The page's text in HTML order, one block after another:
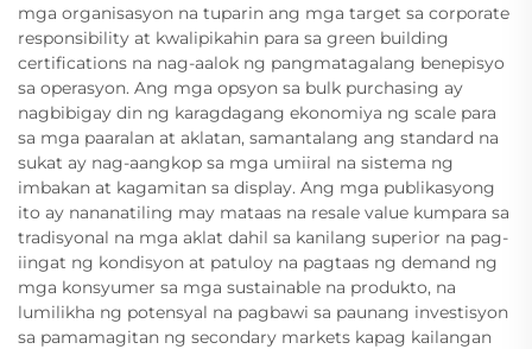
mga organisasyon na tuparin ang mga target sa corporate
responsibility at kwalipikahin para sa green building
certifications na nag-aalok ng pangmatagalang benepisyo
sa operasyon. Ang mga opsyon sa bulk purchasing ay
nagbibigay din ng karagdagang ekonomiya ng scale para
sa mga paaralan at aklatan, samantalang ang standard na
sukat ay nag-aangkop sa mga umiiral na sistema ng
imbakan at kagamitan sa display. Ang mga publikasyong
ito ay nananatiling may mataas na resale value kumpara sa
tradisyonal na mga aklat dahil sa kanilang superior na pag-
iingat ng kondisyon at patuloy na pagtaas ng demand ng
mga konsyumer sa mga sustainable na produkto, na
lumilikha ng potensyal na pagbawi sa paunang investisyon
sa pamamagitan ng secondary markets kapag kailangan